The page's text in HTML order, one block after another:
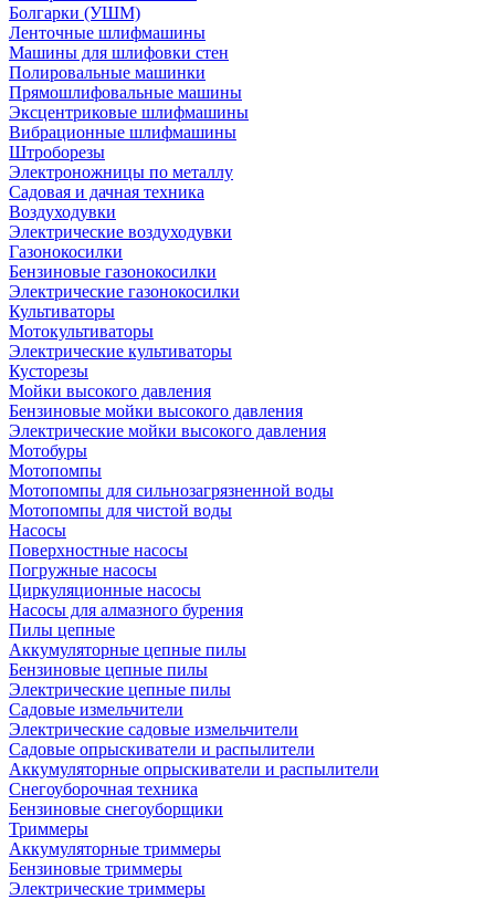
Болгарки (УШМ)
Ленточные шлифмашины
Машины для шлифовки стен
Полировальные машинки
Прямошлифовальные машины
Эксцентриковые шлифмашины
Вибрационные шлифмашины
Штроборезы
Электроножницы по металлу
Садовая и дачная техника
Воздуходувки
Электрические воздуходувки
Газонокосилки
Бензиновые газонокосилки
Электрические газонокосилки
Культиваторы
Мотокультиваторы
Электрические культиваторы
Кусторезы
Мойки высокого давления
Бензиновые мойки высокого давления
Электрические мойки высокого давления
Мотобуры
Мотопомпы
Мотопомпы для сильнозагрязненной воды
Мотопомпы для чистой воды
Насосы
Поверхностные насосы
Погружные насосы
Циркуляционные насосы
Насосы для алмазного бурения
Пилы цепные
Аккумуляторные цепные пилы
Бензиновые цепные пилы
Электрические цепные пилы
Садовые измельчители
Электрические садовые измельчители
Садовые опрыскиватели и распылители
Аккумуляторные опрыскиватели и распылители
Снегоуборочная техника
Бензиновые снегоуборщики
Триммеры
Аккумуляторные триммеры
Бензиновые триммеры
Электрические триммеры